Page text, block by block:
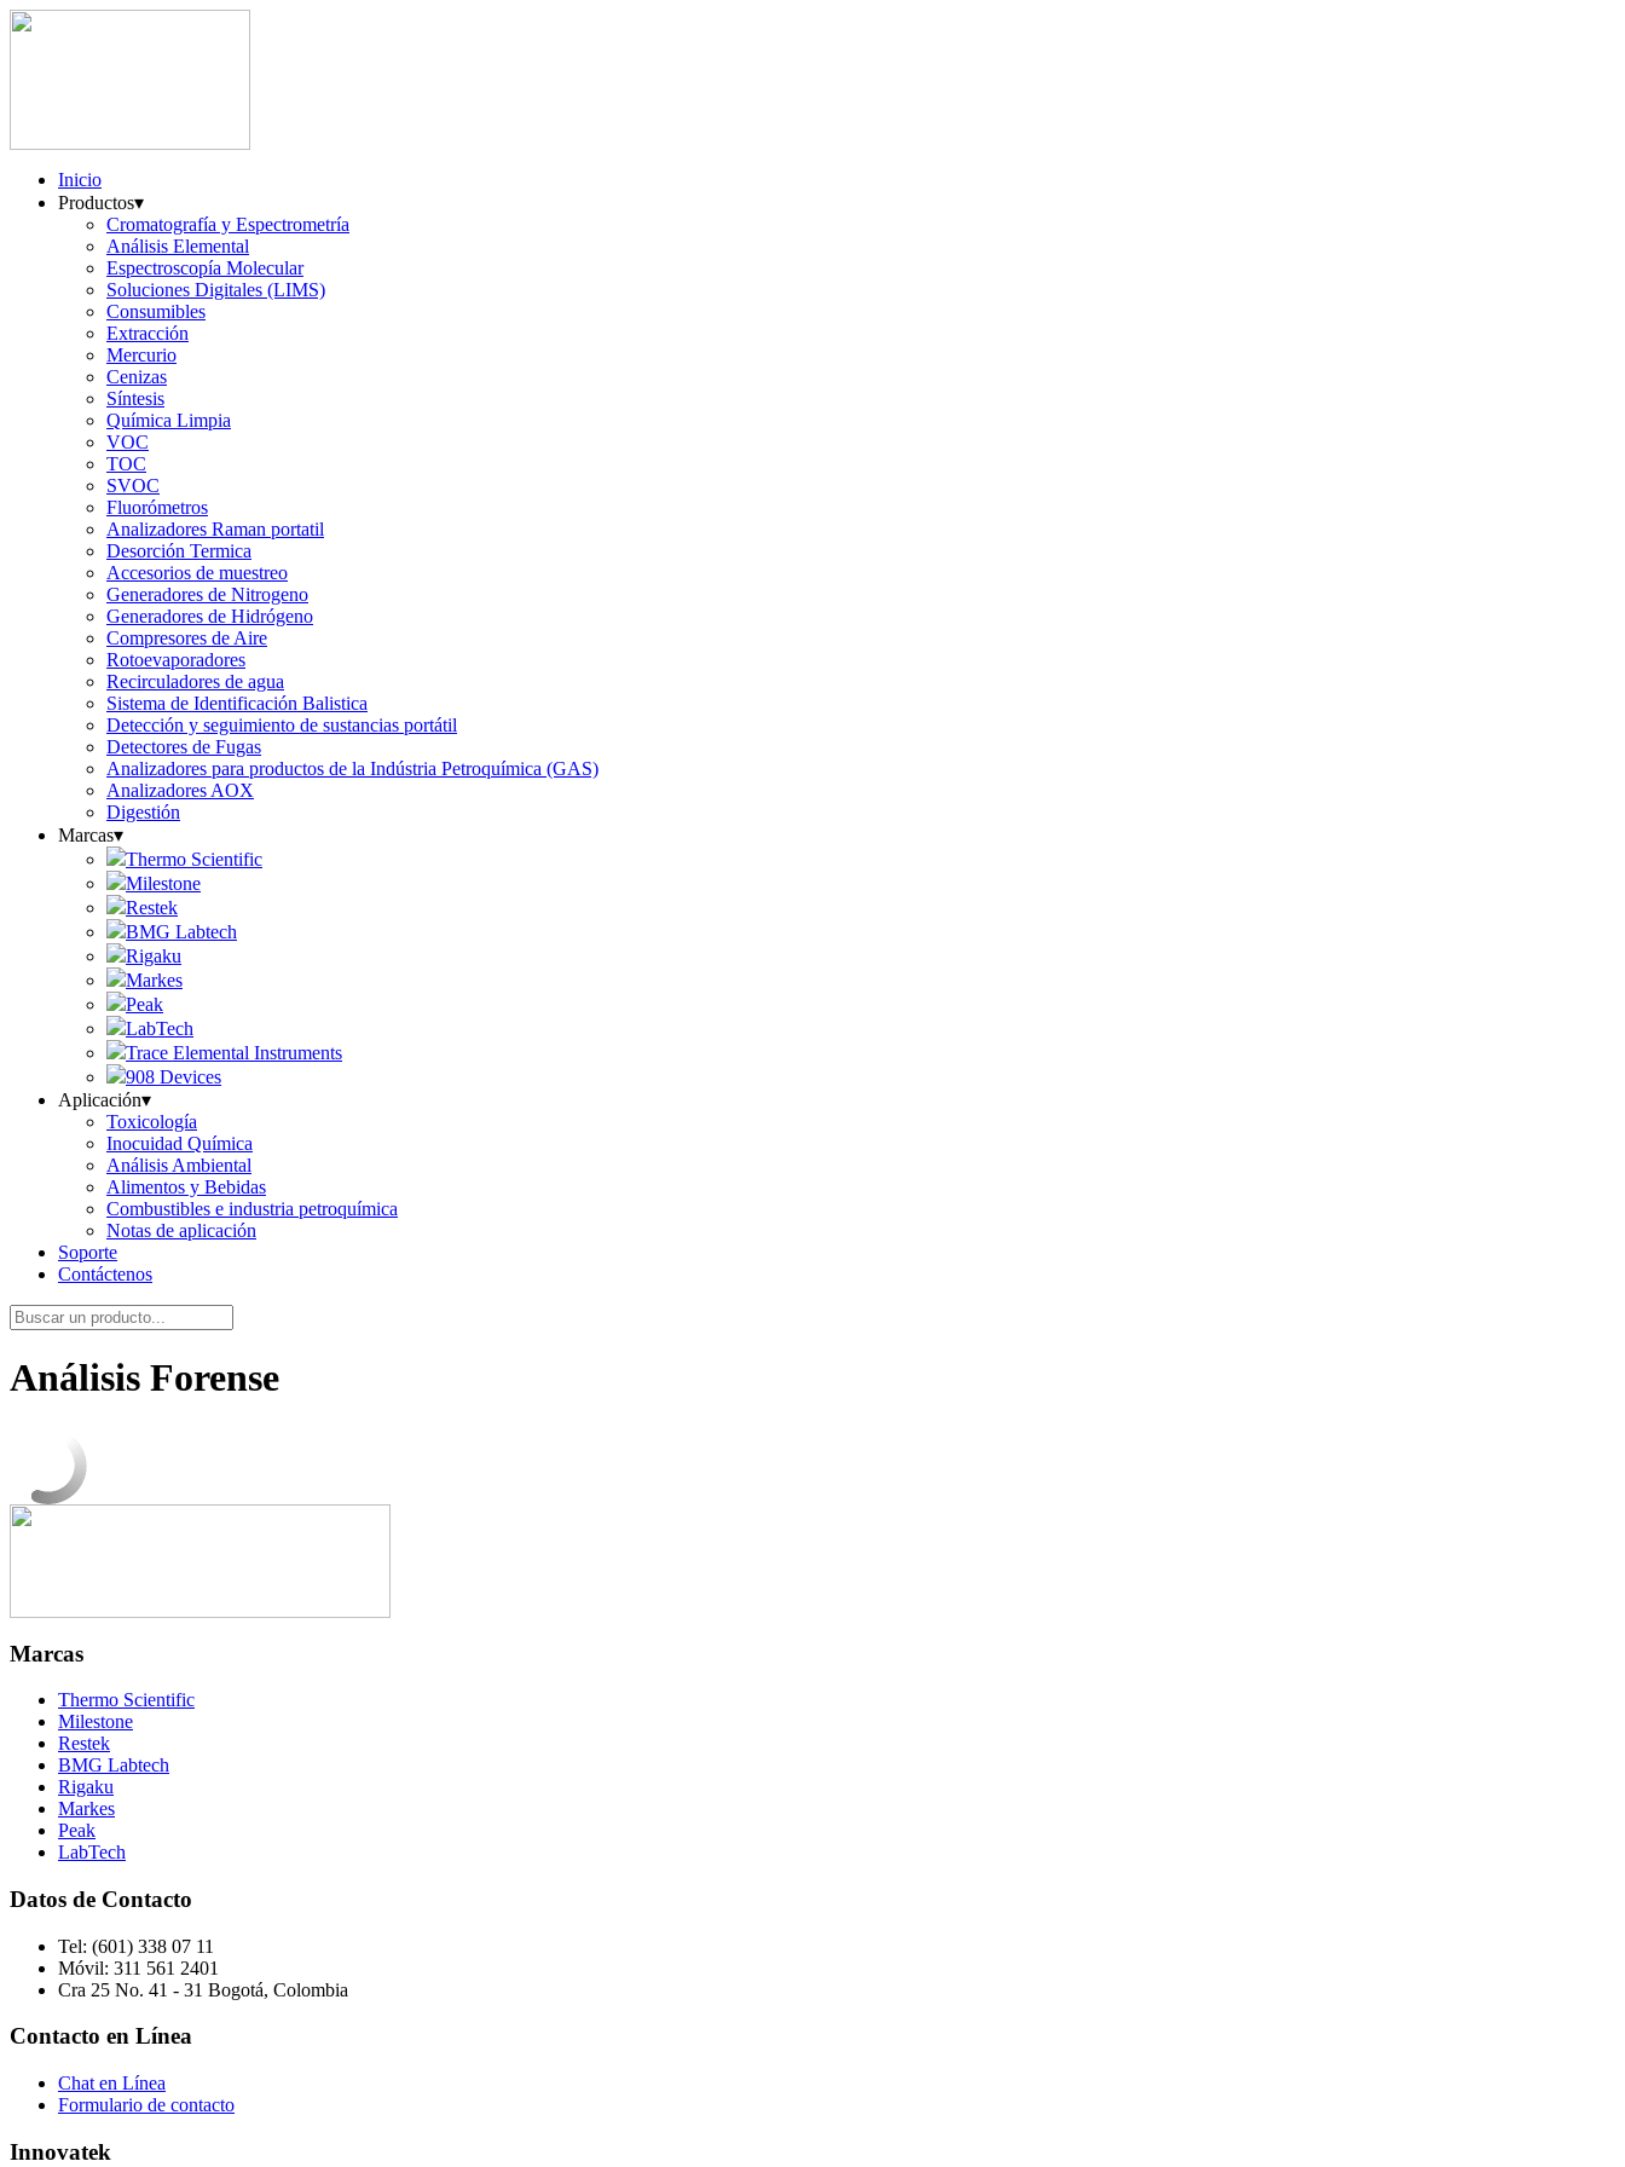
Inicio
Productos▾
Cromatografía y Espectrometría
Análisis Elemental
Espectroscopía Molecular
Soluciones Digitales (LIMS)
Consumibles
Extracción
Mercurio
Cenizas
Síntesis
Química Limpia
VOC
TOC
SVOC
Fluorómetros
Analizadores Raman portatil
Desorción Termica
Accesorios de muestreo
Generadores de Nitrogeno
Generadores de Hidrógeno
Compresores de Aire
Rotoevaporadores
Recirculadores de agua
Sistema de Identificación Balistica
Detección y seguimiento de sustancias portátil
Detectores de Fugas
Analizadores para productos de la Indústria Petroquímica (GAS)
Analizadores AOX
Digestión
Marcas▾
Thermo Scientific
Milestone
Restek
BMG Labtech
Rigaku
Markes
Peak
LabTech
Trace Elemental Instruments
908 Devices
Aplicación▾
Toxicología
Inocuidad Química
Análisis Ambiental
Alimentos y Bebidas
Combustibles e industria petroquímica
Notas de aplicación
Soporte
Contáctenos
Análisis Forense
Marcas
Thermo Scientific
Milestone
Restek
BMG Labtech
Rigaku
Markes
Peak
LabTech
Datos de Contacto
Tel: (601) 338 07 11
Móvil: 311 561 2401
Cra 25 No. 41 - 31 Bogotá, Colombia
Contacto en Línea
Chat en Línea
Formulario de contacto
Innovatek